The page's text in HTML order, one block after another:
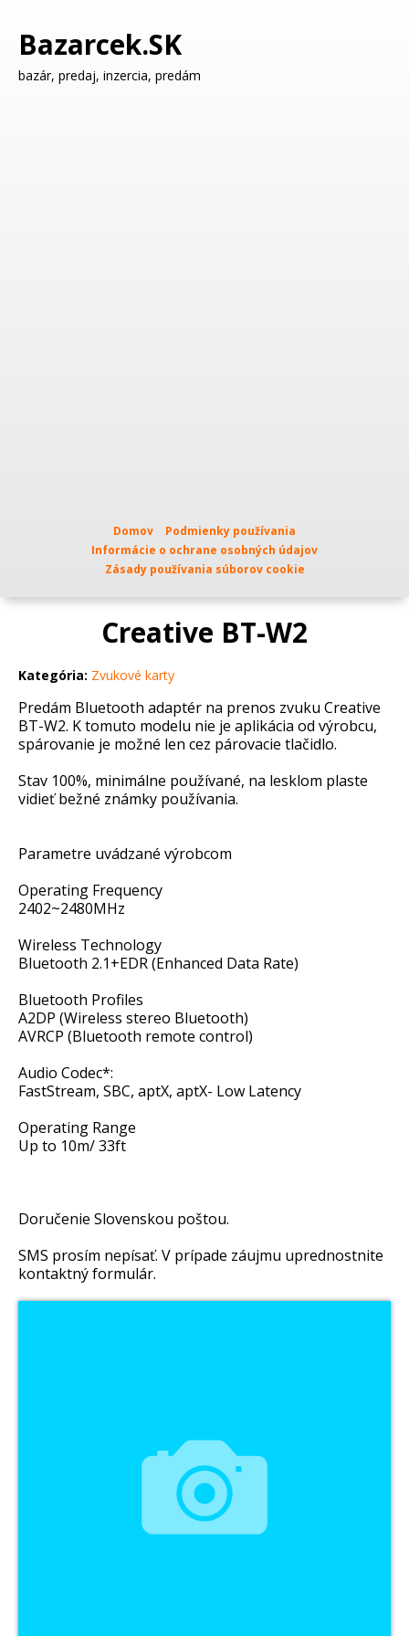
Bazarcek.SK
bazár, predaj, inzercia, predám
Domov
Podmienky používania
Informácie o ochrane osobných údajov
Zásady používania súborov cookie
Creative BT-W2
Kategória: Zvukové karty
Predám Bluetooth adaptér na prenos zvuku Creative
BT-W2. K tomuto modelu nie je aplikácia od výrobcu,
spárovanie je možné len cez párovacie tlačidlo.
Stav 100%, minimálne používané, na lesklom plaste
vidieť bežné známky používania.
Parametre uvádzané výrobcom
Operating Frequency
2402~2480MHz
Wireless Technology
Bluetooth 2.1+EDR (Enhanced Data Rate)
Bluetooth Profiles
A2DP (Wireless stereo Bluetooth)
AVRCP (Bluetooth remote control)
Audio Codec*:
FastStream, SBC, aptX, aptX- Low Latency
Operating Range
Up to 10m/ 33ft
Doručenie Slovenskou poštou.
SMS prosím nepísať. V prípade záujmu uprednostnite
kontaktný formulár.